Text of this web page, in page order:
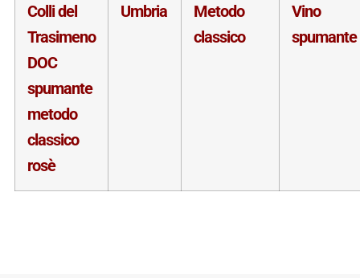
Colli del
Trasimeno
DOC
spumante
metodo
classico
rosè
Umbria
Metodo
classico
Vino
spumante